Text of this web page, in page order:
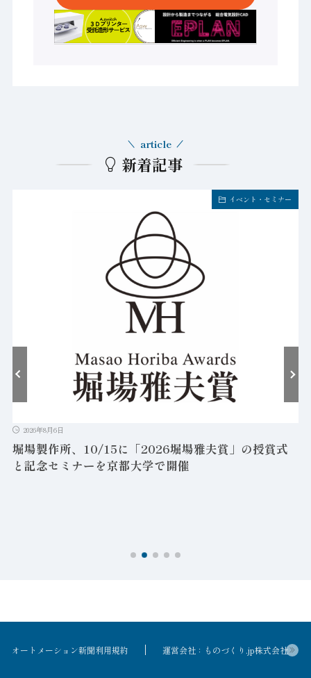
新着記事
article
イベント・セミナー
2026年8月6日
堀場製作所、10/15に「2026堀場雅夫賞」の授賞式
と記念セミナーを京都大学で開催
オートメーション新聞利用規約 運営会社：ものづくり.jp株式会社